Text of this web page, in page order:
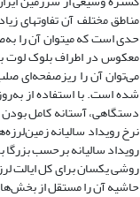
مناطق مختلف آن تفاوت‏های
حدی است که می­توان آن را
معکوس در اطراف بلوک لوت
می‌توان آن را ریز­صفحه‌ای
شده است. با استفاده از
روشی یکسان برای کل ایالت
حاشیه آن را مستقل از